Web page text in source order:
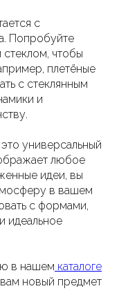
с
Попробуйте
чтобы
плетёные
с стеклянным
и
универсальный
любое
идеи, вы
в вашем
с формами,
идеальное
в нашем каталоге
новый предмет